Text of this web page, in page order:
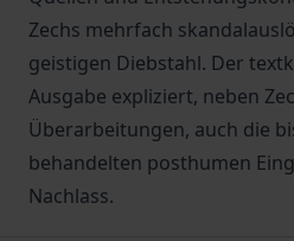
Zechs mehrfach
geistigen Diebstahl. Der
Ausgabe expliziert, neben
Überarbeitungen, auch die
behandelten posthumen
Nachlass.